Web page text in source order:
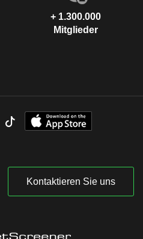
+ 1.300.000
Mitglieder
Kontaktieren Sie uns